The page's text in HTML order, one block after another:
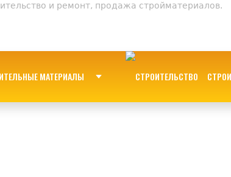
и ремонт, продажа стройматериалов.
МАТЕРИАЛЫ